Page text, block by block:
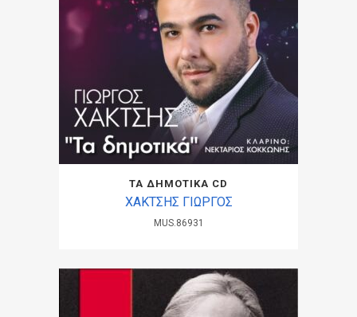
ΤΑ ΔΗΜΟΤΙΚΑ CD
ΧΑΚΤΣΗΣ ΓΙΩΡΓΟΣ
MUS.86931